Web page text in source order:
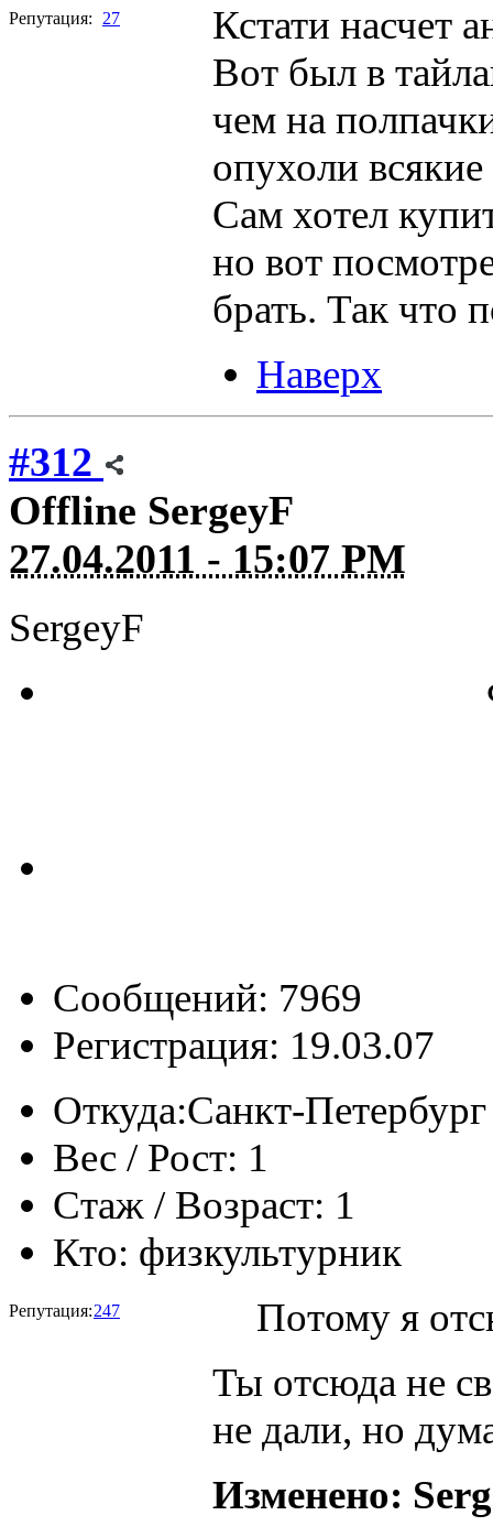
Репутация: 27
Кстати насчет
Вот был в
чем на
опухоли
Сам хотел
но вот
брать. Так что
Наверх
#312
Offline SergeyF
27.04.2011 - 15:07 PM
SergeyF
Сообщений: 7969
Регистрация: 19.03.07
Откуда:Санкт-Петербург
Вес / Рост: 1
Стаж / Возраст: 1
Кто: физкультурник
Репутация:247
Потому я
Ты отсюда не
не дали, но
Изменено: